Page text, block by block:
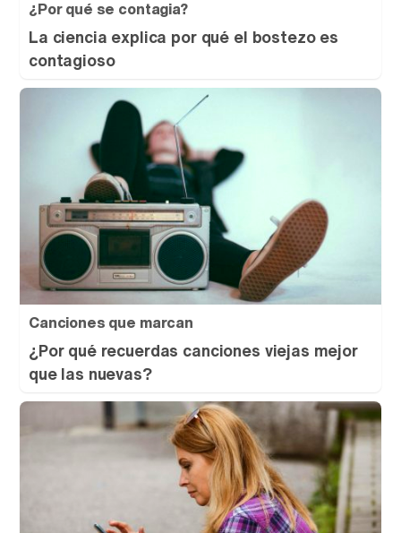
¿Por qué se contagia?
La ciencia explica por qué el bostezo es
contagioso
Canciones que marcan
¿Por qué recuerdas canciones viejas mejor
que las nuevas?